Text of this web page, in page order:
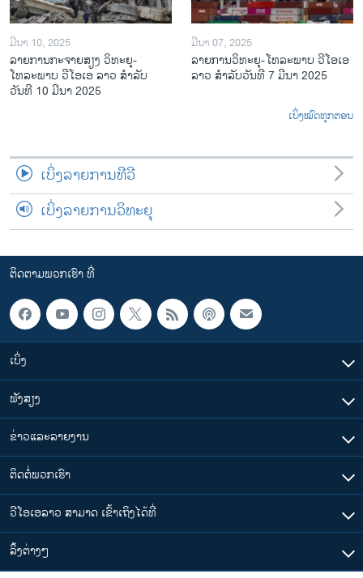
ມີນາ 10, 2025
ລາຍການກະຈາຍສຽງ ວິທະຍຸ-
ໂທລະພາບ ວີໂອເອ ລາວ ສຳລັບ
ວັນທີ 10 ມີນາ 2025
ມີນາ 07, 2025
ລາຍການ​ວິ​ທະ​ຍ​ຸ-ໂທ​ລະ​ພາບ ວີໂອເອ
ລາວ ສຳ​ລັບ​ວັນ​ທີ 7 ມີ​ນາ 2025
ເບິ່ງໝົດທຸກຕອນ
ເບິ່ງລາຍການທີວີ
ເບິ່ງລາຍການວິທະຍຸ
ຕິດຕາມພວກເຮົາ ທີ່
ເບິ່ງ
ຟັງສຽງ
ຂ່າວແລະລາຍງານ
ຕິດຕໍ່ພວກເຮົາ
ວີໂອເອລາວ ສາມາດ ເຂົ້າເຖິງໄດ້ທີ່
​ລິ້ງ​ຕ່າງໆ